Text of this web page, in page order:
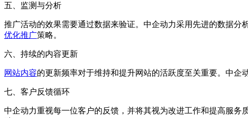
五、监测与分析
推广活动的效果需要通过数据来验证。中企动力采用先进的数据
优化推广策略。
六、持续的内容更新
网站内容的更新频率对于维持和提升网站的活跃度至关重要。中企
七、客户反馈循环
中企动力重视每一位客户的反馈，并将其视为改进工作和提高服